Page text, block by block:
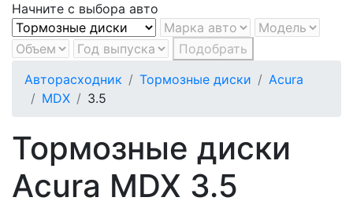
Начните с выбора авто
Подобрать
Авторасходник
Тормозные диски
Acura
MDX
3.5
Тормозные диски
Acura MDX 3.5